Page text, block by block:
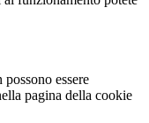
essere
pagina della cookie